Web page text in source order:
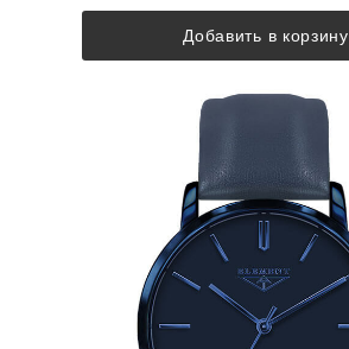
Добавить в корзину